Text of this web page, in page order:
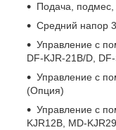
Подача, подмес,
Средний напор
Управление с
DF-KJR-21B/D,
Управление с
(Опция)
Управление с
KJR12B, MD-